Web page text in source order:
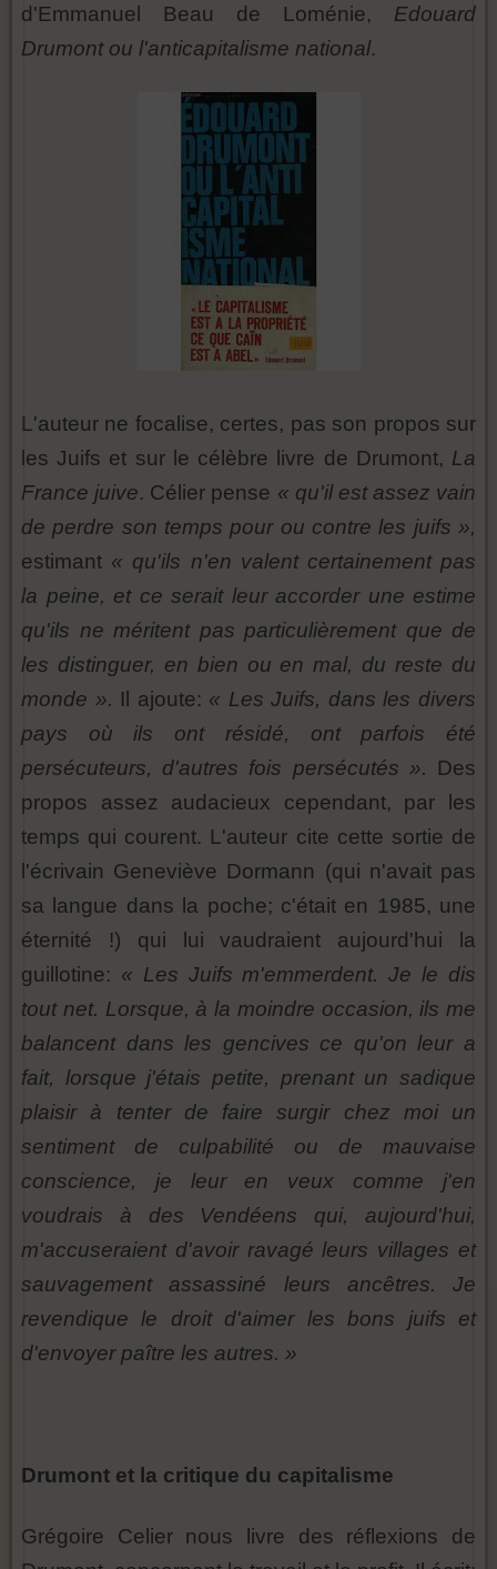
d'Emmanuel Beau de Loménie, Edouard
Drumont ou l'anticapitalisme national.
L'auteur ne focalise, certes, pas son propos sur
les Juifs et sur le célèbre livre de Drumont, La
France juive. Célier pense « qu'il est assez vain
de perdre son temps pour ou contre les juifs »,
estimant « qu'ils n'en valent certainement pas
la peine, et ce serait leur accorder une estime
qu'ils ne méritent pas particulièrement que de
les distinguer, en bien ou en mal, du reste du
monde ». Il ajoute: « Les Juifs, dans les divers
pays où ils ont résidé, ont parfois été
persécuteurs, d'autres fois persécutés ». Des
propos assez audacieux cependant, par les
temps qui courent. L'auteur cite cette sortie de
l'écrivain Geneviève Dormann (qui n'avait pas
sa langue dans la poche; c'était en 1985, une
éternité !) qui lui vaudraient aujourd'hui la
guillotine: « Les Juifs m'emmerdent. Je le dis
tout net. Lorsque, à la moindre occasion, ils me
balancent dans les gencives ce qu'on leur a
fait, lorsque j'étais petite, prenant un sadique
plaisir à tenter de faire surgir chez moi un
sentiment de culpabilité ou de mauvaise
conscience, je leur en veux comme j'en
voudrais à des Vendéens qui, aujourd'hui,
m'accuseraient d'avoir ravagé leurs villages et
sauvagement assassiné leurs ancêtres. Je
revendique le droit d'aimer les bons juifs et
d'envoyer paître les autres. »
Drumont et la critique du capitalisme
Grégoire Celier nous livre des réflexions de